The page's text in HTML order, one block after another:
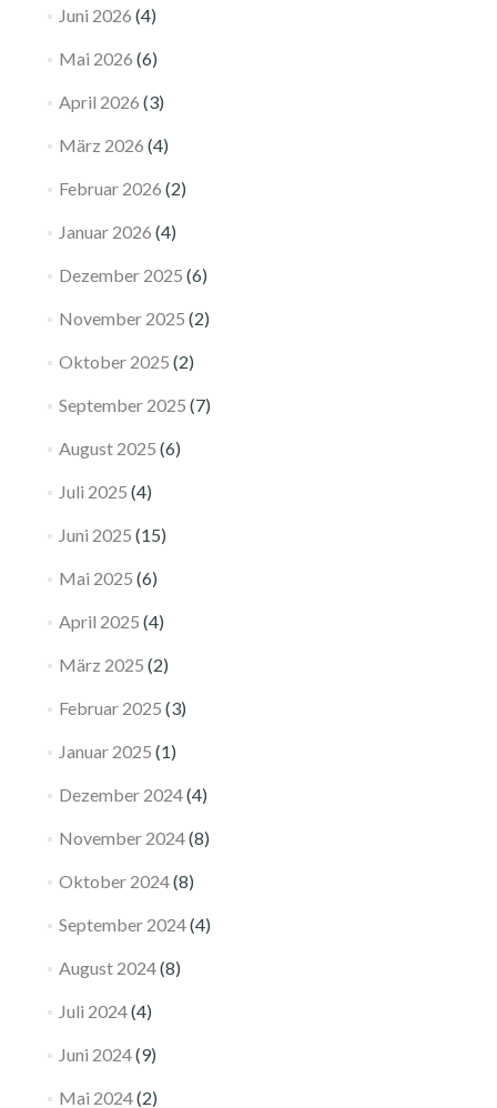
Juni 2026 (4)
Mai 2026 (6)
April 2026 (3)
März 2026 (4)
Februar 2026 (2)
Januar 2026 (4)
Dezember 2025 (6)
November 2025 (2)
Oktober 2025 (2)
September 2025 (7)
August 2025 (6)
Juli 2025 (4)
Juni 2025 (15)
Mai 2025 (6)
April 2025 (4)
März 2025 (2)
Februar 2025 (3)
Januar 2025 (1)
Dezember 2024(4)
November 2024(8)
Oktober 2024(8)
September 2024(4)
August 2024(8)
Juli 2024(4)
Juni 2024(9)
Mai 2024(2)